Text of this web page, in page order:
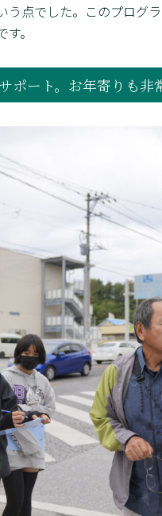
う点でした。このプログ
。
ポート。お年寄りも